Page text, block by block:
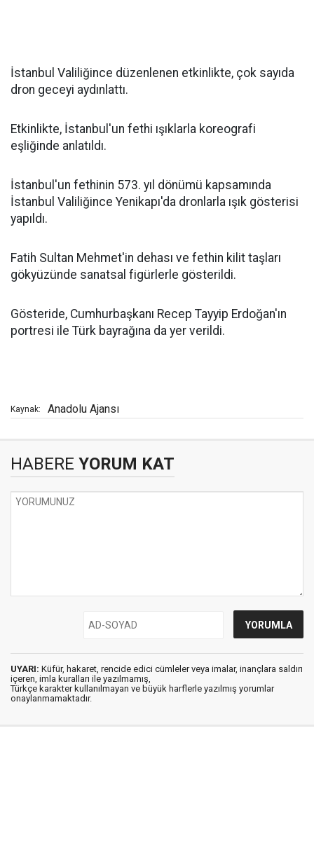
İstanbul Valiliğince düzenlenen etkinlikte, çok sayıda
dron geceyi aydınlattı.
Etkinlikte, İstanbul'un fethi ışıklarla koreografi
eşliğinde anlatıldı.
İstanbul'un fethinin 573. yıl dönümü kapsamında
İstanbul Valiliğince Yenikapı'da dronlarla ışık gösterisi
yapıldı.
Fatih Sultan Mehmet'in dehası ve fethin kilit taşları
gökyüzünde sanatsal figürlerle gösterildi.
Gösteride, Cumhurbaşkanı Recep Tayyip Erdoğan'ın
portresi ile Türk bayrağına da yer verildi.
Kaynak: Anadolu Ajansı
HABERE YORUM KAT
UYARI: Küfür, hakaret, rencide edici cümleler veya imalar, inançlara saldırı
içeren, imla kuralları ile yazılmamış,
Türkçe karakter kullanılmayan ve büyük harflerle yazılmış yorumlar
onaylanmamaktadır.